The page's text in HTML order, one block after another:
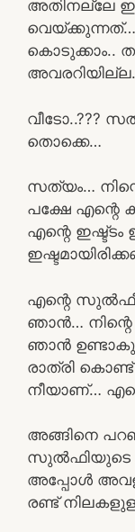
അതിനല്ലേ
കൊടുക്കാം..
വീടോ..???
തൊക്കെ…
സത്യം…
പക്ഷേ എന്റെ
എന്റെ
എന്റെ
ഞാൻ…
ഞാൻ
രാത്രി
നീയാണ്…
അങ്ങിനെ
സുൽഫിയുടെ
അപ്പോൾ
രണ്ട്